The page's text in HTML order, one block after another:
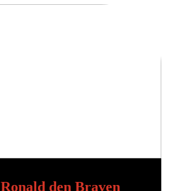
Ronald den Braven